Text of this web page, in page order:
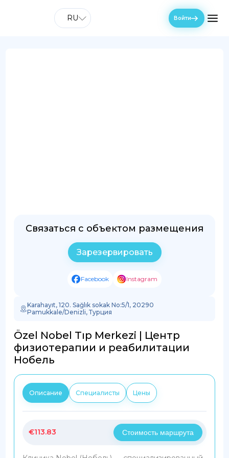
RU Войти
Связаться с объектом размещения
Зарезервировать
Facebook Instagram
Karahayıt, 120. Sağlık sokak No:5/1, 20290
Pamukkale/Denizli, Турция
Özel Nobel Tıp Merkezi | Центр
физиотерапии и реабилитации
Нобель
Описание Специалисты Цены
€113.83 Стоимость маршрута